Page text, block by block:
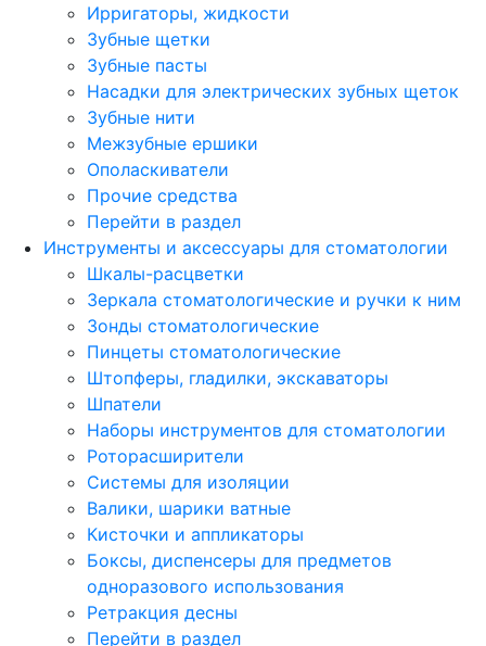
Ирригаторы, жидкости
Зубные щетки
Зубные пасты
Насадки для электрических зубных щеток
Зубные нити
Межзубные ершики
Ополаскиватели
Прочие средства
Перейти в раздел
Инструменты и аксессуары для стоматологии
Шкалы-расцветки
Зеркала стоматологические и ручки к ним
Зонды стоматологические
Пинцеты стоматологические
Штопферы, гладилки, экскаваторы
Шпатели
Наборы инструментов для стоматологии
Роторасширители
Системы для изоляции
Валики, шарики ватные
Кисточки и аппликаторы
Боксы, диспенсеры для предметов
одноразового использования
Ретракция десны
Перейти в раздел